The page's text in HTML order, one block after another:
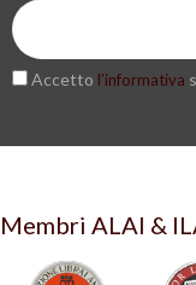
Accetto l’informativa
Membri ALAI &